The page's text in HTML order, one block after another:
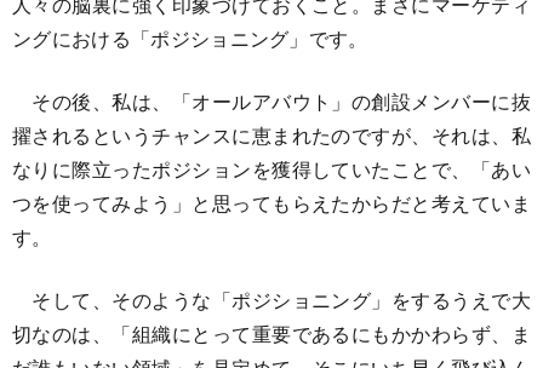
ングにおける「ポジショニング」です。
その後、私は、「オールアバウト」の創設メンバーに抜
擢されるというチャンスに恵まれたのですが、それは、私
なりに際立ったポジションを獲得していたことで、「あい
つを使ってみよう」と思ってもらえたからだと考えていま
す。
そして、そのような「ポジショニング」をするうえで大
切なのは、「組織にとって重要であるにもかかわらず、ま